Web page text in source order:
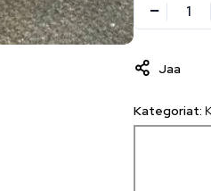
Jaa
Kategoriat: